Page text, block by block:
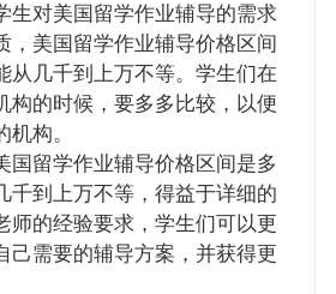
对美国留学作业辅导的需求
，美国留学作业辅导价格区间
从几千到上万不等。学生们在
构的时候，要多多比较，以便
构。
留学作业辅导价格区间是多
千到上万不等，得益于详细的
师的经验要求，学生们可以更
己需要的辅导方案，并获得更